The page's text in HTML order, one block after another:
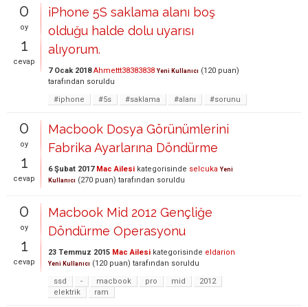
0
oy
1
cevap
iPhone 5S saklama alanı boş
olduğu halde dolu uyarısı
alıyorum.
7 Ocak 2018 Ahmettt38383838 Yeni Kullanıcı (120 puan)
tarafından soruldu
#iphone
#5s #saklama #alanı #sorunu
0
oy
1
cevap
Macbook Dosya Görünümlerini
Fabrika Ayarlarına Döndürme
6 Şubat 2017 Mac Ailesi kategorisinde selcuka Yeni
Kullanıcı (270 puan) tarafından soruldu
0
oy
1
cevap
Macbook Mid 2012 Gençliğe
Döndürme Operasyonu
23 Temmuz 2015 Mac Ailesi kategorisinde eldarion
Yeni Kullanıcı (120 puan) tarafından soruldu
ssd
- macbook pro mid
2012
elektrik
ram